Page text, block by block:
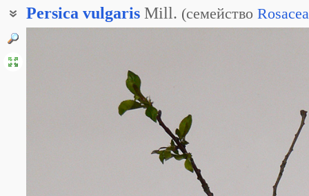
Persica vulgaris Mill. (семейство